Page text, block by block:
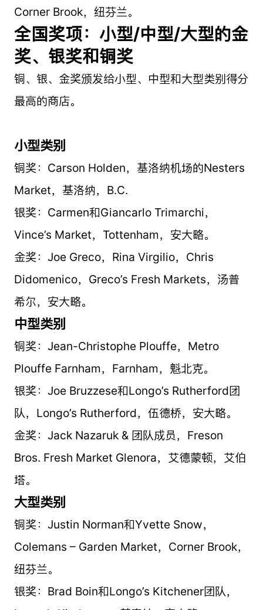
Corner Brook，纽芬兰。
全国奖项：小型/中型/大型的金
奖、银奖和铜奖
铜、银、金奖颁发给小型、中型和大型类别得分
最高的商店。
小型类别
铜奖：Carson Holden，基洛纳机场的Nesters
Market，基洛纳，B.C.
银奖：Carmen和Giancarlo Trimarchi，
Vince’s Market，Tottenham，安大略。
金奖：Joe Greco，Rina Virgilio，Chris
Didomenico，Greco’s Fresh Markets，汤普
希尔，安大略。
中型类别
铜奖：Jean-Christophe Plouffe，Metro
Plouffe Farnham，Farnham，魁北克。
银奖：Joe Bruzzese和Longo’s Rutherford团
队，Longo’s Rutherford，伍德桥，安大略。
金奖：Jack Nazaruk & 团队成员，Freson
Bros. Fresh Market Glenora，艾德蒙顿，艾伯
塔。
大型类别
铜奖：Justin Norman和Yvette Snow，
Colemans – Garden Market，Corner Brook，
纽芬兰。
银奖：Brad Boin和Longo’s Kitchener团队，